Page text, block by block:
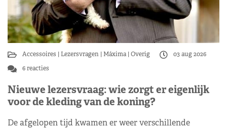
Accessoires Lezersvragen Máxima Overig
03 aug 2026
6 reacties
Nieuwe lezersvraag: wie zorgt er eigenlijk
voor de kleding van de koning?
De afgelopen tijd kwamen er weer verschillende